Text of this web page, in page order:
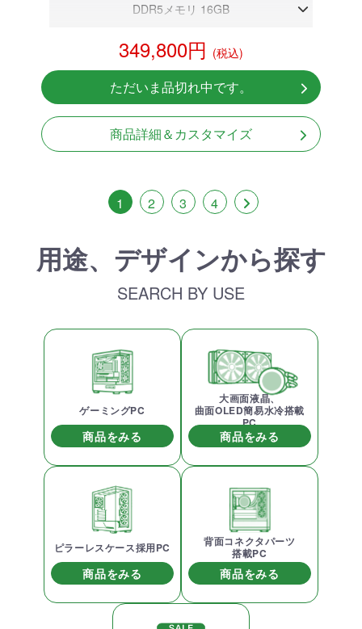
DDR5メモリ 16GB
NVMeSSD 1TB
無線LAN Bluetooth対応
Windows11 Home 64bit
349,800円 (税込)
ただいま品切れ中です。
商品詳細＆カスタマイズ
1 2 3 4
用途、デザインから探す
SEARCH BY USE
ゲーミングPC
商品をみる
大画面液晶、
曲面OLED簡易水冷搭載
PC
商品をみる
ピラーレスケース採用PC
商品をみる
背面コネクタパーツ
搭載PC
商品をみる